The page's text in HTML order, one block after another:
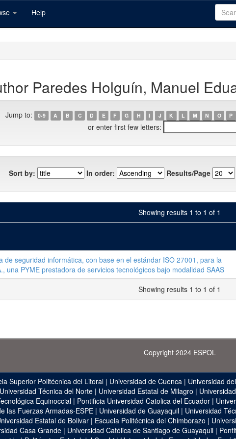
Help
Paredes Holguín, Manuel
Jump to: 0-9 A B C D E F G H I J K L M N O P
or enter first few letters:
Sort by: In order: Results/Page
Showing results 1 to 1 of 1
de seguridad informática, con base en el estándar ISO 27001, para la
una PYME prestadora de servicios tecnológicos bajo modalidad SAAS
Showing results 1 to 1 of 1
Copyright 2024 ESPOL
Superior Politécnica del Litoral | Universidad de Cuenca | Universidad
Universidad Técnica del Norte| Universidad Estatal de Milagro |
Equinoccial| Pontificia Universidad Catolica del Ecuador|
las Fuerzas Armadas-ESPE | Universidad de Guayaquil | Universidad
Estatal de Bolivar| Escuela Politécnica del Chimborazo |
Casa Grande | Universidad Católica de Santiago de Guayaquil |